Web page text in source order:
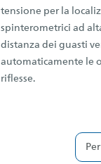
tensione per la
spinterometrici ad
distanza dei guasti
automaticamente le
riflesse.